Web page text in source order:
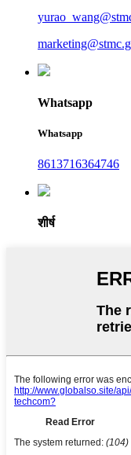
Whatsapp
Whatsapp
8613716364746
शीर्ष